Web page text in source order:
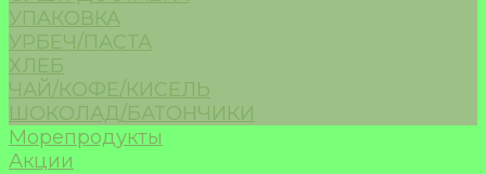
УПАКОВКА
УРБЕЧ/ПАСТА
ХЛЕБ
ЧАЙ/КОФЕ/КИСЕЛЬ
ШОКОЛАД/БАТОНЧИКИ
Морепродукты
Акции